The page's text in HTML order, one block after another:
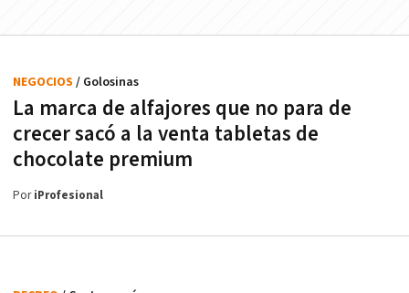
La marca de alfajores que no para de
crecer sacó a la venta tabletas de
chocolate premium
NEGOCIOS / Golosinas
PoriProfesional